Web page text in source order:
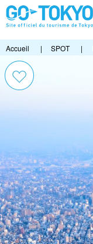
Accueil | SPOT |